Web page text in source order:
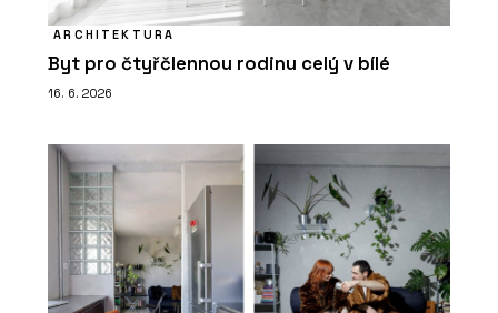
ARCHITEKTURA
Byt pro čtyřčlennou rodinu celý v bílé
16. 6. 2026